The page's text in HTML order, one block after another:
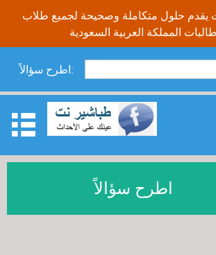
يقدم حلول متكاملة وصحيحة لجميع طلاب
اطرح سؤالاً:
اطرح سؤالاً